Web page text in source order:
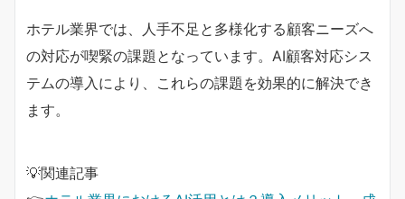
ホテル業界では、人手不足と多様化する顧客ニーズへ
の対応が喫緊の課題となっています。AI顧客対応シス
テムの導入により、これらの課題を効果的に解決でき
ます。
💡関連記事